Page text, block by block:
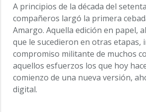
A principios de la década del
compañeros largó la primera
Amargo. Aquella edición en papel,
que le sucedieron en otras etapas,
compromiso militante de muchos
aquellos esfuerzos los que hoy
comienzo de una nueva versión,
digital.